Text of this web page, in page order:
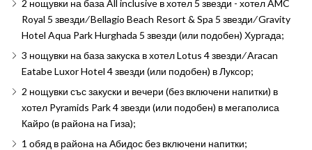
2 нощувки на база All inclusive в хотел 5 звезди - хотел AMC
Royal 5 звезди ∕ Bellagio Beach Resort & Spa 5 звезди ∕ Gravity
Hotel Aqua Park Hurghada 5 звезди (или подобен) Хургада;
3 нощувки на база закуска в хотел Lotus 4 звезди ∕ Aracan
Eatabe Luxor Hotel 4 звезди (или подобен) в Луксор;
2 нощувки със закуски и вечери (без включени напитки) в
хотел Pyramids Park 4 звезди (или подобен) в мегаполиса
Кайро (в района на Гиза);
1 обяд в района на Абидос без включени напитки;